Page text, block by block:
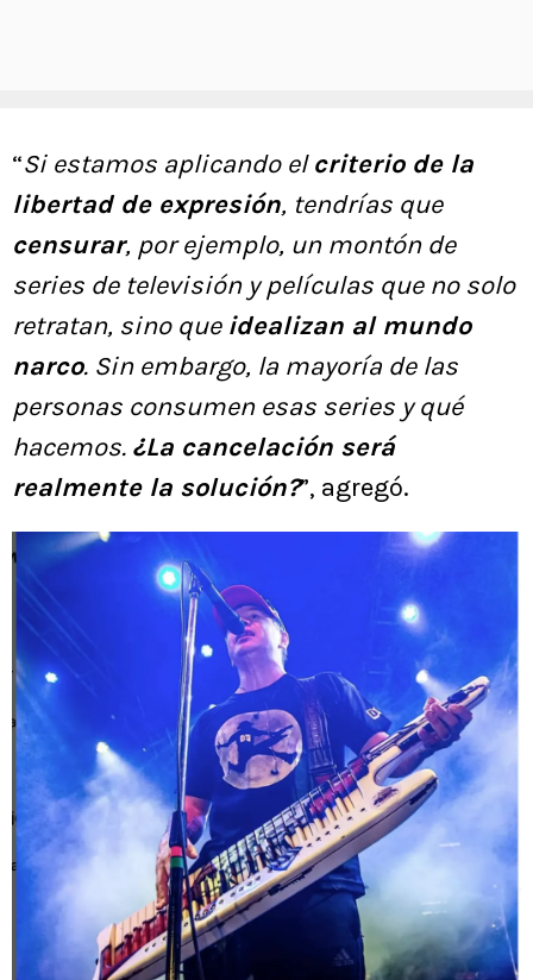
“Si estamos aplicando elcriterio de la
libertad de expresión, tendrías que
censurar, por ejemplo, un montón de
series de televisión y películas que no solo
retratan, sino que idealizan al mundo
narco. Sin embargo, la mayoría de las
personas consumen esas series y qué
hacemos. ¿La cancelación será
realmente la solución?”, agregó.